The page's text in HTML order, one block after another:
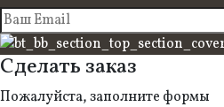
Сделать заказ
Пожалуйста, заполните формы